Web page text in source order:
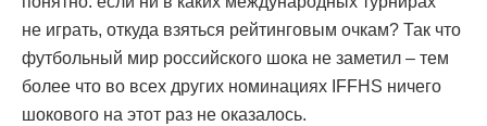
не играть, откуда взяться рейтинговым очкам? Так что
футбольный мир российского шока не заметил – тем
более что во всех других номинациях IFFHS ничего
шокового на этот раз не оказалось.